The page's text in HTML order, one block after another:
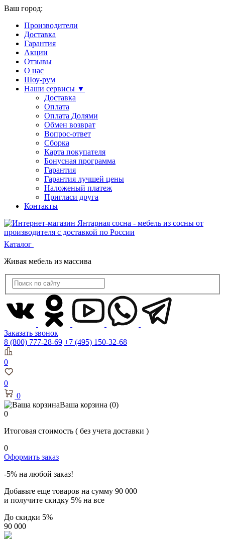
Ваш город:
Производители
Доставка
Гарантия
Акции
Отзывы
О нас
Шоу-рум
Наши сервисы ▼
Доставка
Оплата
Оплата Долями
Обмен возврат
Вопрос-ответ
Сборка
Карта покупателя
Бонусная программа
Гарантия
Гарантия лучшей цены
Наложеный платеж
Пригласи друга
Контакты
Каталог
Живая мебель из массива
Заказать звонок
8 (800) 777-28-69 +7 (495) 150-32-68
0
0
0
Ваша корзина (0)
0
Итоговая стоимость ( без учета доставки )
0
Оформить заказ
-5% на любой заказ!
Добавьте еще товаров на сумму 90 000
и получите скидку 5% на все
До скидки 5%
90 000